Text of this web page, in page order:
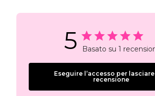
5 Basato su 1
Eseguire l’accesso per
recensione